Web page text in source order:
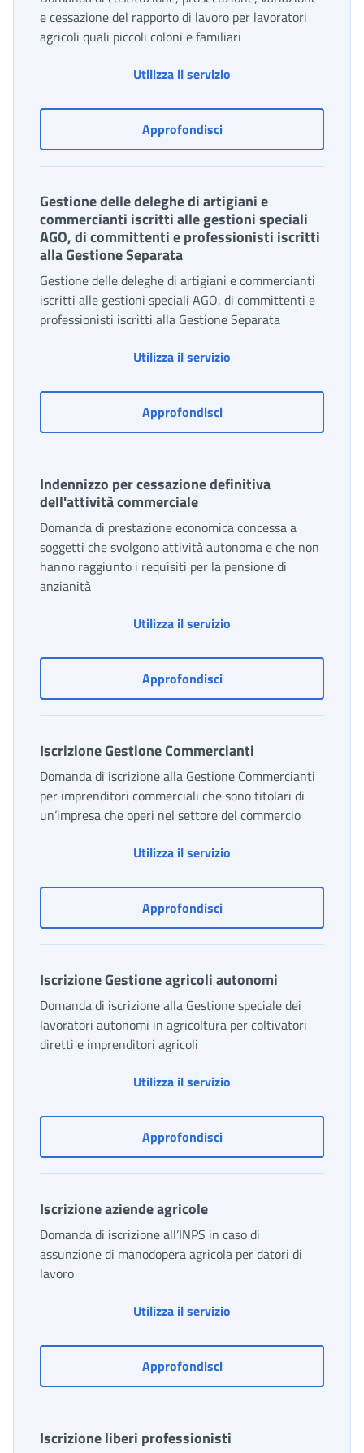
e cessazione del rapporto di lavoro per lavoratori
agricoli quali piccoli coloni e familiari
Utilizza il servizio
ApprofondisciDomande di
Gestione delle deleghe di artigiani e
commercianti iscritti alle gestioni speciali
AGO, di committenti e professionisti iscritti
alla Gestione Separata
Gestione delle deleghe di artigiani e commercianti
iscritti alle gestioni speciali AGO, di committenti e
professionisti iscritti alla Gestione Separata
Utilizza il servizio
ApprofondisciGestione delle deleghe
Indennizzo per cessazione definitiva
dell'attività commerciale
Domanda di prestazione economica concessa a
soggetti che svolgono attività autonoma e che non
hanno raggiunto i requisiti per la pensione di
anzianità
Utilizza il servizio
ApprofondisciIndennizzo per
Iscrizione Gestione Commercianti
Domanda di iscrizione alla Gestione Commercianti
per imprenditori commerciali che sono titolari di
un’impresa che operi nel settore del commercio
Utilizza il servizio
ApprofondisciIscrizione Gestione
Iscrizione Gestione agricoli autonomi
Domanda di iscrizione alla Gestione speciale dei
lavoratori autonomi in agricoltura per coltivatori
diretti e imprenditori agricoli
Utilizza il servizio
ApprofondisciIscrizione Gestione
Iscrizione aziende agricole
Domanda di iscrizione all’INPS in caso di
assunzione di manodopera agricola per datori di
lavoro
Utilizza il servizio
ApprofondisciIscrizione aziende
Iscrizione liberi professionisti